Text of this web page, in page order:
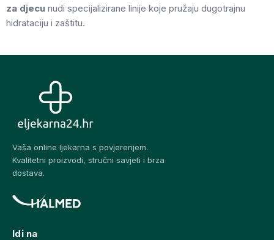
za djecu nudi specijalizirane linije koje pružaju dugotrajnu
hidrataciju i zaštitu.
Vaša online ljekarna s povjerenjem.
Kvalitetni proizvodi, stručni savjeti i brza
dostava.
Idi na